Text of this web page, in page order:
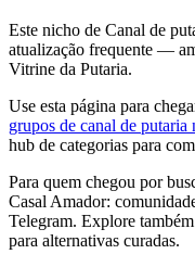
Este nicho de Canal de
atualização frequente —
Vitrine da Putaria.
Use esta página para
grupos de canal de putaria
hub de categorias para
Para quem chegou por
Casal Amador:
Telegram. Explore
para alternativas curadas.